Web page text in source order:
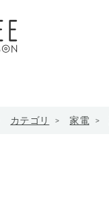
カテゴリ 家電